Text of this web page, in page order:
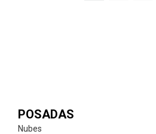
POSADAS
Nubes